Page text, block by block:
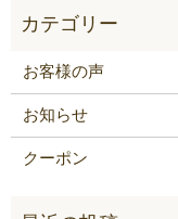
お客様の声
お知らせ
クーポン